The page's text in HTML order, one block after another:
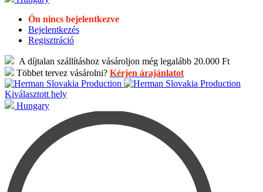
Ön nincs bejelentkezve
Bejelentkezés
Regisztráció
A díjtalan szállításhoz vásároljon még legalább 20.000 Ft
Többet tervez vásárolni? Kérjen árajánlatot
Kiválasztott hely
Hungary